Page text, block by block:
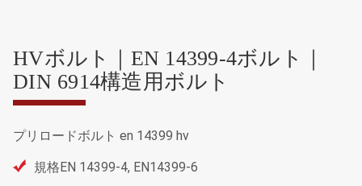
HVボルト｜EN 14399-4ボルト｜
DIN 6914構造用ボルト
プリロードボルト en 14399 hv
規格EN 14399-4, EN14399-6